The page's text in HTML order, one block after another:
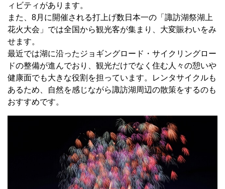
ィビティがあります。
また、 8月に開催される打上げ数日本一の「諏訪湖祭湖上
花火大会」では全国から観光客が集まり、大変賑わいをみ
せます。
最近では湖に沿ったジョギングロード・サイクリングロー
ドの整備が進んでおり、観光だけでなく住む人々の憩いや
健康面でも大きな役割を担っています。レンタサイクルも
あるため、自然を感じながら諏訪湖周辺の散策をするのも
おすすめです。